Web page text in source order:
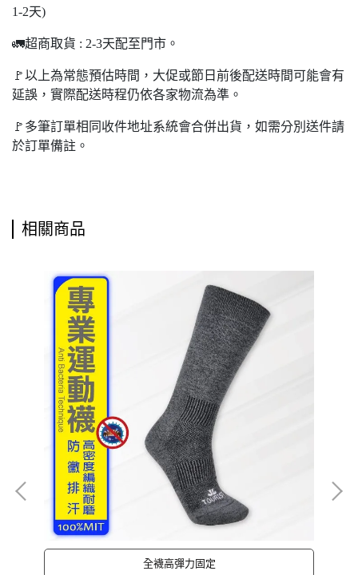
1-2天)
🚛超商取貨 : 2-3天配至門市。
🚩以上為常態預估時間，大促或節日前後配送時間可能會有
延誤，實際配送時程仍依各家物流為準。
🚩多筆訂單相同收件地址系統會合併出貨，如需分別送件請
於訂單備註。
相關商品
全襪高彈力固定